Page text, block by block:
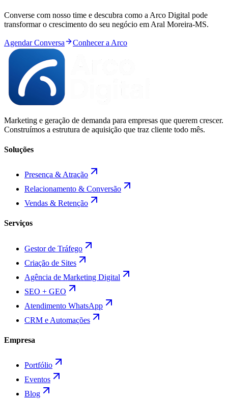
Converse com nosso time e descubra como a Arco Digital pode
transformar o crescimento do seu negócio em Aral Moreira-MS.
Agendar Conversa Conhecer a Arco
Marketing e geração de demanda para empresas que querem crescer.
Construímos a estrutura de aquisição que traz cliente todo mês.
Soluções
Presença & Atração
Relacionamento & Conversão
Vendas & Retenção
Serviços
Gestor de Tráfego
Criação de Sites
Agência de Marketing Digital
SEO + GEO
Atendimento WhatsApp
CRM e Automações
Empresa
Portfólio
Eventos
Blog